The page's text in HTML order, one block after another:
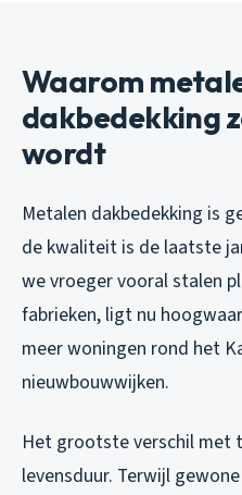
Waarom
dakbedekking
wordt
Metalen dakbedekking is
de kwaliteit is de laatste
we vroeger vooral stalen
fabrieken, ligt nu
meer woningen rond het
nieuwbouwwijken.
Het grootste verschil met
levensduur. Terwijl